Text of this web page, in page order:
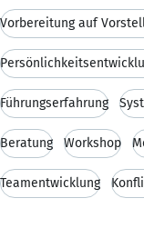
Vorbereitung auf
Führungserfahrung
Beratung Workshop
Teamentwicklung